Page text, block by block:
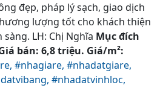
đẹp, pháp lý sạch, giao dịch
lượng tốt cho khách thiện
LH: Chị Nghĩa Mục đích
bán: 6,8 triệu. Giá/m²:
#nhagiare, #nhadatgiare,
#nhadatvinhloc,